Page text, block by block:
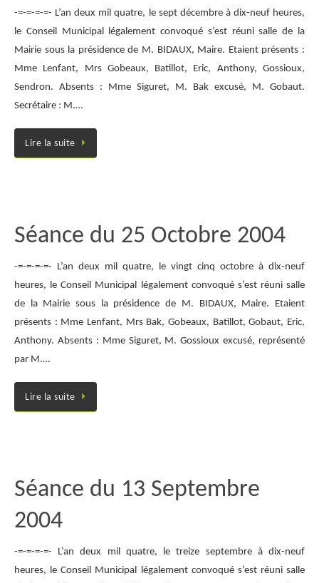
-=-=-=-=- L’an deux mil quatre, le sept décembre à dix-neuf heures,
le Conseil Municipal légalement convoqué s’est réuni salle de la
Mairie sous la présidence de M. BIDAUX, Maire. Etaient présents :
Mme Lenfant, Mrs Gobeaux, Batillot, Eric, Anthony, Gossioux,
Sendron. Absents : Mme Siguret, M. Bak excusé, M. Gobaut.
Secrétaire : M.…
Lire la suite
Séance du 25 Octobre 2004
-=-=-=-=- L’an deux mil quatre, le vingt cinq octobre à dix-neuf
heures, le Conseil Municipal légalement convoqué s’est réuni salle
de la Mairie sous la présidence de M. BIDAUX, Maire. Etaient
présents : Mme Lenfant, Mrs Bak, Gobeaux, Batillot, Gobaut, Eric,
Anthony. Absents : Mme Siguret, M. Gossioux excusé, représenté
par M.…
Lire la suite
Séance du 13 Septembre
2004
-=-=-=-=- L’an deux mil quatre, le treize septembre à dix-neuf
heures, le Conseil Municipal légalement convoqué s’est réuni salle